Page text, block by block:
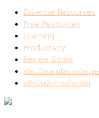
Essential Resources
Free Resources
Learning
Productivity
Review Books
เงื่อนไขและนโยบายข้อมู
แจ้งยืนยันการชำระเงิน